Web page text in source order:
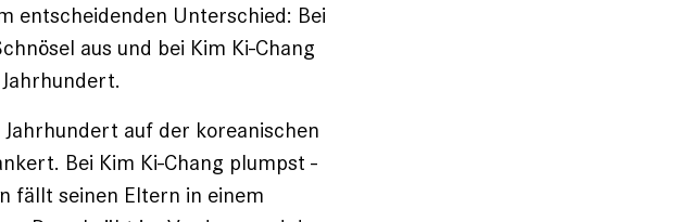
entscheidenden Unterschied: Bei
aus und bei Kim Ki-Chang
auf der koreanischen
Bei Kim Ki-Chang plumpst
fällt ­seinen Eltern in einem